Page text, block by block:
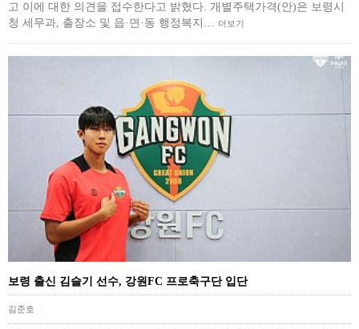
고 이에 대한 의견을 접수한다고 밝혔다. 개별주택가격(안)은 보령시
청 세무과, 출장소 및 읍·면·동 행정복지… 더보기
보령 출신 김슬기 선수, 강원FC 프로축구단 입단
김준호